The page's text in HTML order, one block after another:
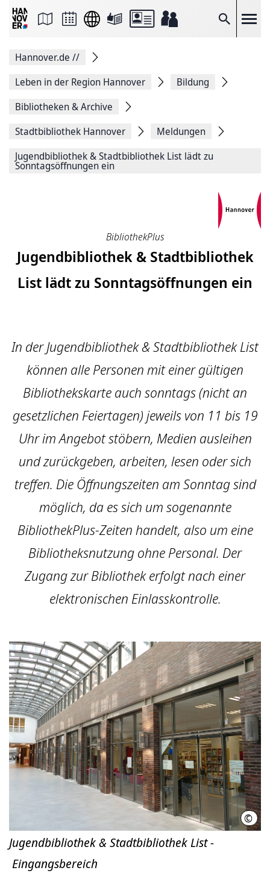
Suche
Seite
Facebook
teilen
Seitenlink
Seite
Hannover.de //
Leben in der Region Hannover
Bildung
Bibliotheken & Archive
Stadtbibliothek Hannover
Meldungen
Jugendbibliothek & Stadtbibliothek List lädt zu
Sonntagsöffnungen ein
BibliothekPlus
Jugendbibliothek & Stadtbibliothek
List lädt zu Sonntagsöffnungen ein
In der Jugendbibliothek & Stadtbibliothek List
können alle Personen mit einer gültigen
Bibliothekskarte auch sonntags (nicht an
gesetzlichen Feiertagen) jeweils von 11 bis 19
Uhr im Angebot stöbern, Medien ausleihen
und zurückgeben, arbeiten, lesen oder sich
treffen. Die Öffnungszeiten am Sonntag sind
möglich, da es sich um sogenannte
BibliothekPlus-Zeiten handelt, also um eine
Bibliotheksnutzung ohne Personal. Der
Zugang zur Bibliothek erfolgt nach einer
elektronischen Einlasskontrolle.
©
Jugendbibliothek & Stadtbibliothek List -
Eingangsbereich